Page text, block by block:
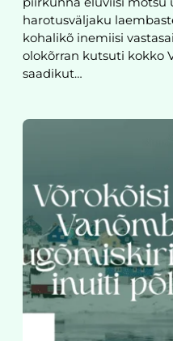
harotusväljaku
kohalikõ inemiisi
olokõrran kutsuti kokko
saadikut…